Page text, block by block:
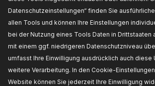
Datenschutzeinstellungen“ finden Sie
allen Tools und können Ihre Einstellungen
bei der Nutzung eines Tools Daten in Drittstaaten
mit einem ggf. niedrigeren Datenschutzniveau
umfasst Ihre Einwilligung ausdrücklich auch diese
weitere Verarbeitung. In den Cookie-
Website können Sie jederzeit Ihre Einwilligung